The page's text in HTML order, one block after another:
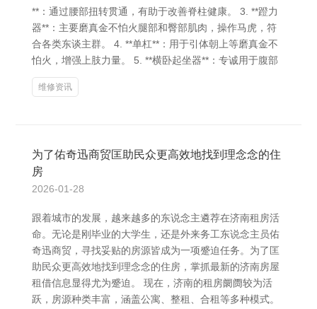
**：通过腰部扭转贯通，有助于改善脊柱健康。 3. **蹬力
器**：主要磨真金不怕火腿部和臀部肌肉，操作马虎，符
合各类东谈主群。 4. **单杠**：用于引体朝上等磨真金不
怕火，增强上肢力量。 5. **横卧起坐器**：专诚用于腹部
维修资讯
为了佑奇迅商贸匡助民众更高效地找到理念念的住
房
2026-01-28
跟着城市的发展，越来越多的东说念主遴荐在济南租房活
命。无论是刚毕业的大学生，还是外来务工东说念主员佑
奇迅商贸，寻找妥贴的房源皆成为一项蹙迫任务。为了匡
助民众更高效地找到理念念的住房，掌抓最新的济南房屋
租借信息显得尤为蹙迫。 现在，济南的租房阛阓较为活
跃，房源种类丰富，涵盖公寓、整租、合租等多种模式。